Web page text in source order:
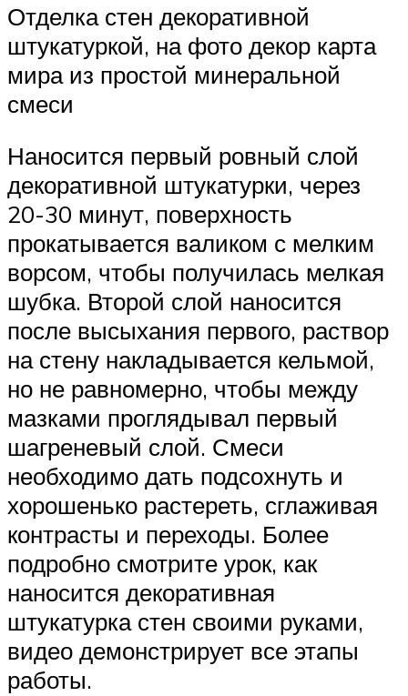
Отделка стен декоративной
штукатуркой, на фото декор карта
мира из простой минеральной
смеси
Наносится первый ровный слой
декоративной штукатурки, через
20-30 минут, поверхность
прокатывается валиком с мелким
ворсом, чтобы получилась мелкая
шубка. Второй слой наносится
после высыхания первого, раствор
на стену накладывается кельмой,
но не равномерно, чтобы между
мазками проглядывал первый
шагреневый слой. Смеси
необходимо дать подсохнуть и
хорошенько растереть, сглаживая
контрасты и переходы. Более
подробно смотрите урок, как
наносится декоративная
штукатурка стен своими руками,
видео демонстрирует все этапы
работы.